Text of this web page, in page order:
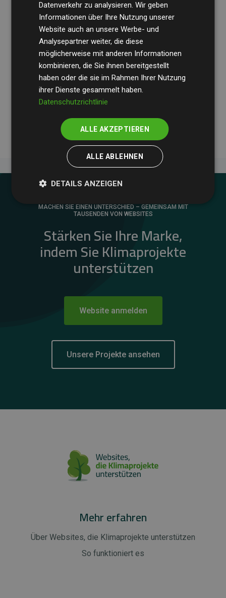
Die Wirtschaftsprüfungsgesellschaft BDOüberprüft
regelmäßig unsere Berechnungen und Methodik, um
Transparenz und Verlässlichkeit sicherzustellen.
Ihre Prüfungen belegen, dass unsere Investitionen in
Klimaschutzprojekte im Durchschnitt200 % der
geschätzten CO₂-Emissionender teilnehmenden
Websites kompensieren – ein klarer Nachweis für die
messbare Klimawirkung unseres Ansatzes.
MACHEN SIE EINEN UNTERSCHIED – GEMEINSAM MIT
TAUSENDEN VON WEBSITES
Stärken Sie Ihre Marke,
indem Sie Klimaprojekte
unterstützen
Website anmelden
Unsere Projekte ansehen
Mehr erfahren
Über Websites, die Klimaprojekte unterstützen
So funktioniert es
Datenverkehr zu analysieren. Wir geben
Informationen über Ihre Nutzung unserer
Website auch an unsere Werbe- und
Analysepartner weiter, die diese
möglicherweise mit anderen Informationen
kombinieren, die Sie ihnen bereitgestellt
haben oder die sie im Rahmen Ihrer Nutzung
ihrer Dienste gesammelt haben.
Datenschutzrichtlinie
ALLE AKZEPTIEREN
ALLE ABLEHNEN
DETAILS ANZEIGEN